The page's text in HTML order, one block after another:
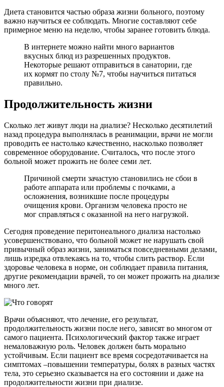
Диета становится частью образа жизни больного, поэтому
важно научиться ее соблюдать. Многие составляют себе
примерное меню на неделю, чтобы заранее готовить блюда.
В интернете можно найти много вариантов
вкусных блюд из разрешенных продуктов.
Некоторые решают отправиться в санатории, где
их кормят по столу №7, чтобы научиться питаться
правильно.
Продолжительность жизни
Сколько лет живут люди на диализе? Несколько десятилетий
назад процедура выполнялась в реанимации, врачи не могли
проводить ее настолько качественно, насколько позволяет
современное оборудование. Считалось, что после этого
больной может прожить не более семи лет.
Причиной смерти зачастую становились не сбои в
работе аппарата или проблемы с почками, а
осложнения, возникшие после процедуры
очищения крови. Организм человека просто не
мог справляться с оказанной на него нагрузкой.
Сегодня проведение перитонеального диализа настолько
усовершенствовано, что больной может не нарушать свой
привычный образ жизни, заниматься повседневными делами,
лишь изредка отвлекаясь на то, чтобы слить раствор. Если
здоровье человека в норме, он соблюдает правила питания,
другие рекомендации врачей, то он может прожить на диализе
много лет.
Врачи объясняют, что лечение, его результат,
продолжительность жизни после него, зависят во многом от
самого пациента. Психологический фактор также играет
немаловажную роль. Человек должен быть морально
устойчивым. Если пациент все время сосредотачивается на
симптомах –повышении температуры, болях в разных частях
тела, это серьезно сказывается на его состоянии и даже на
продолжительности жизни при диализе.